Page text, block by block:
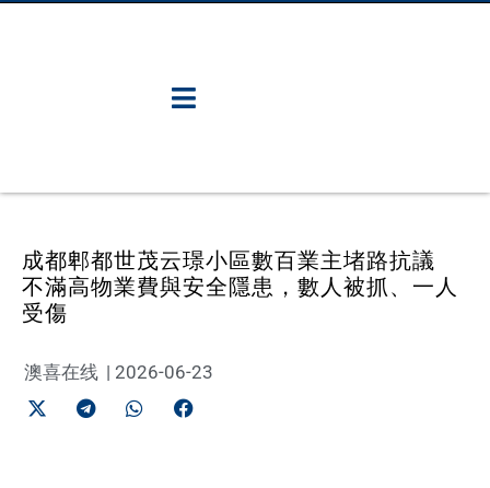
成都郫都世茂云璟小區數百業主堵路抗議
不滿高物業費與安全隱患，數人被抓、一人
受傷
澳喜在线 | 2026-06-23